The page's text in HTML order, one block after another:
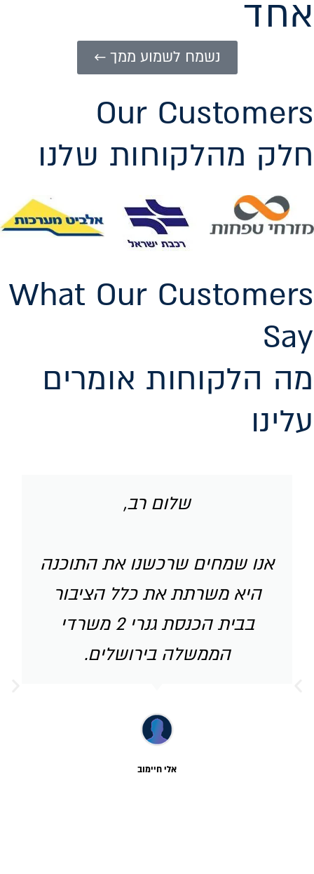
אחד
נשמח לשמוע ממך ←
Our Customers
חלק מהלקוחות שלנו
What Our Customers
Say
מה הלקוחות אומרים
עלינו
שלום רב,
אנו שמחים שרכשנו את התוכנה
היא משרתת את כלל הציבור
בבית הכנסת גנרי 2 משרדי
הממשלה בירושלים.
אלי חיימוב